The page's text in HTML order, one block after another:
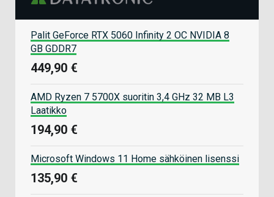
Palit GeForce RTX 5060 Infinity 2 OC NVIDIA 8
GB GDDR7
449,90 €
AMD Ryzen 7 5700X suoritin 3,4 GHz 32 MB L3
Laatikko
194,90 €
Microsoft Windows 11 Home sähköinen lisenssi
135,90 €